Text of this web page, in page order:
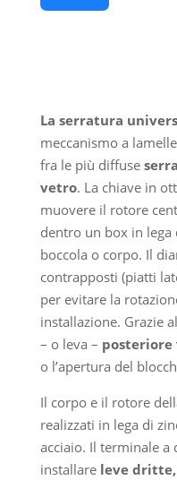
La serratura
meccanismo a
fra le più diffuse
vetro. La chiave in
muovere il rotore
dentro un box in lega
boccola o corpo. Il
contrapposti (piatti
per evitare la
installazione. Grazie
– o leva – posteriore
o l’apertura del
Il corpo e il rotore
realizzati in lega di
acciaio. Il terminale a
installare leve dritte,